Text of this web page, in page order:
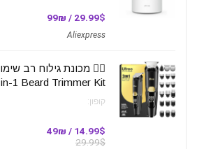
29.99$ / 99₪
Aliexpress
in-1 Beard Trimmer Kit ✨
קופון:
14.99$ / 49₪
29.99$